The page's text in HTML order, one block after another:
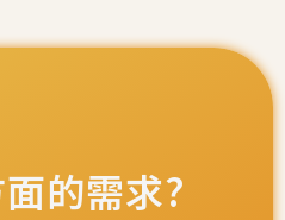
的需求?